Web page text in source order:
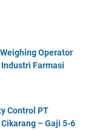
Operator
Farmasi
Control PT
– Gaji 5-6